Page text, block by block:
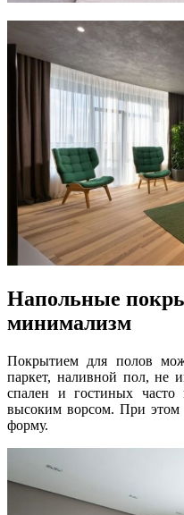
Напольные
минимализм
Покрытием для полов
паркет, наливной пол, не
спален и гостиных
высоким ворсом. При этом
форму.